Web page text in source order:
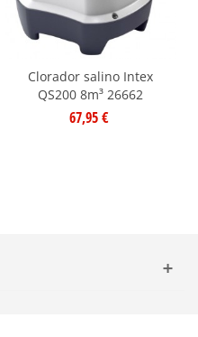
Clorador salino Intex
QS200 8m³ 26662
67,95 €